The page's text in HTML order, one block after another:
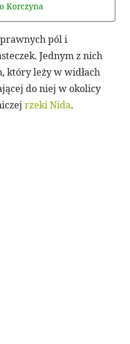
Korczyna
pól i
Jednym z nich
który leży w widłach
do niej w okolicy
rzeki Nida.